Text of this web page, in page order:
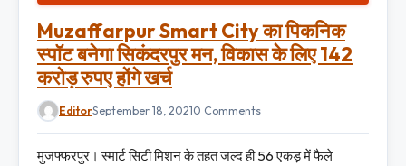
Muzaffarpur Smart City का पिकनिक
स्पॉट बनेगा सिकंदरपुर मन, विकास के लिए 142
करोड़ रुपए होंगे खर्च
EditorSeptember 18, 20210 Comments
मुजफ्फरपुर। स्मार्ट सिटी मिशन के तहत जल्द ही 56 एकड़ में फैले